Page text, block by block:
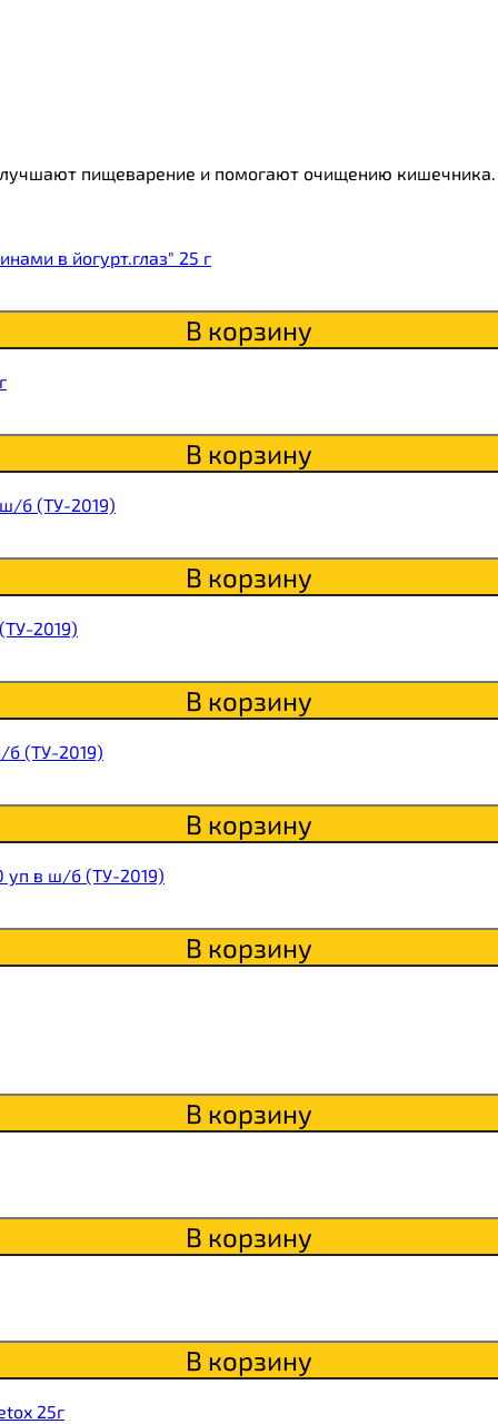
Chikapie
пищеварение и помогают очищению кишечника.
в йогурт.глаз" 25 г
В корзину
В корзину
б (ТУ-2019)
В корзину
2019)
В корзину
б (ТУ-2019)
В корзину
уп в ш/б (ТУ-2019)
В корзину
В корзину
В корзину
В корзину
25г